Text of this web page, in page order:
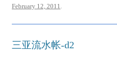
February 12, 2011.
三亚流水帐-d2